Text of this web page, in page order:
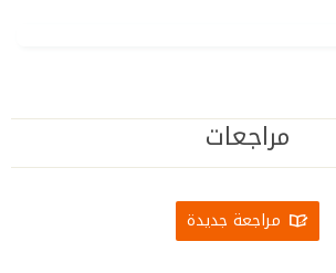
مراجعات
مراجعة جديدة